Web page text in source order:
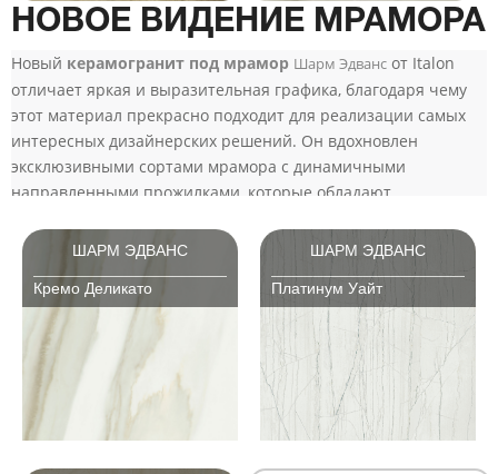
НОВОЕ ВИДЕНИЕ МРАМОРА
Новый керамогранит под мрамор Шарм Эдванс от Italon
отличает яркая и выразительная графика, благодаря чему
этот материал прекрасно подходит для реализации самых
интересных дизайнерских решений. Он вдохновлен
эксклюзивными сортами мрамора с динамичными
направленными прожилками, которые обладают
ШАРМ ЭДВАНС
Кремо Деликато
ШАРМ ЭДВАНС
Платинум Уайт